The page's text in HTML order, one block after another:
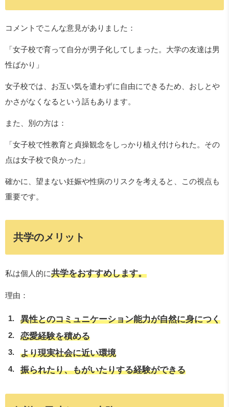
コメントでこんな意見がありました：
「女子校で育って自分が男子化してしまった。大学の友達は男
性ばかり」
女子校では、お互い気を遣わずに自由にできるため、おしとや
かさがなくなるという話もあります。
また、別の方は：
「女子校で性教育と貞操観念をしっかり植え付けられた。その
点は女子校で良かった」
確かに、望まない妊娠や性病のリスクを考えると、この視点も
重要です。
共学のメリット
私は個人的に共学をおすすめします。
理由：
異性とのコミュニケーション能力が自然に身につく
恋愛経験を積める
より現実社会に近い環境
振られたり、もがいたりする経験ができる